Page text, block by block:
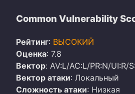
Common Vulnerability
Рейтинг: ВЫСОКИЙ
Оценка: 7.8
Вектор: AV:L/AC:L/PR:N/UI:R/
Вектор атаки: Локальный
Сложность атаки: Низкая